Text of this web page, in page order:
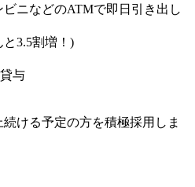
ビニなどのATMで即日引き出し
と3.5割増！)
与
ける予定の方を積極採用しま